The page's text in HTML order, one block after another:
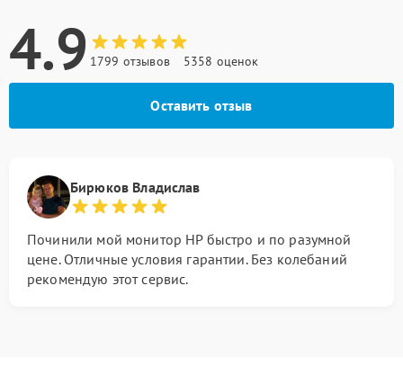
4.9 1799 отзывов 5358 оценок
Оставить отзыв
Бирюков Владислав
Починили мой монитор HP быстро и по разумной
цене. Отличные условия гарантии. Без колебаний
рекомендую этот сервис.